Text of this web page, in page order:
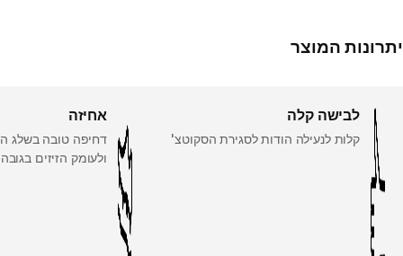
יתרונות המוצר
לבישה קלה
קלות לנעילה הודות לסגירת הסקוטצ'
אחיזה
דחיפה טובה בשלג
ולעומק הזיזים בגובה 3.5